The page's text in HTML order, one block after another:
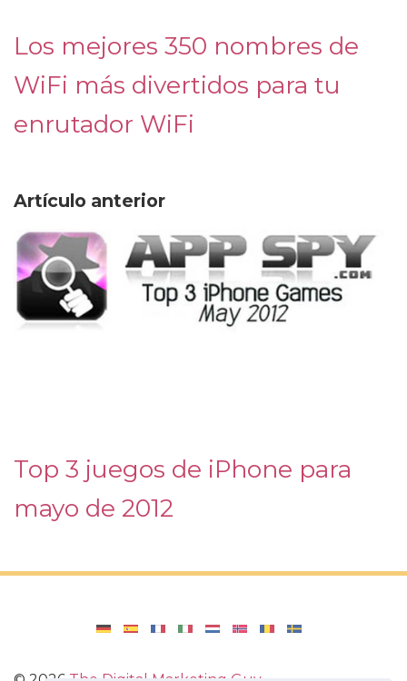
Los mejores 350 nombres de
WiFi más divertidos para tu
enrutador WiFi
Artículo anterior
Top 3 juegos de iPhone para
mayo de 2012